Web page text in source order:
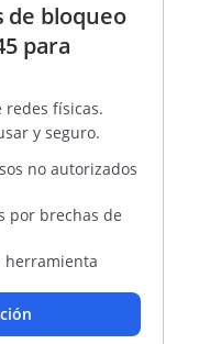
de bloqueo
para
redes físicas.
y seguro.
no autorizados
por brechas de
herramienta